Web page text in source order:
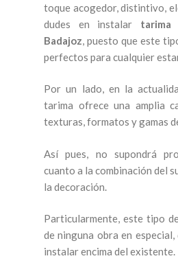
toque acogedor, distintivo,
dudes en instalar
Badajoz , puesto que este
perfectos para cualquier
Por un lado, en la
tarima ofrece una amplia
texturas, formatos y gamas
Así pues, no supondrá
cuanto a la combinación del
la decoración.
Particularmente, este tipo
de ninguna obra en especial,
instalar encima del existente.